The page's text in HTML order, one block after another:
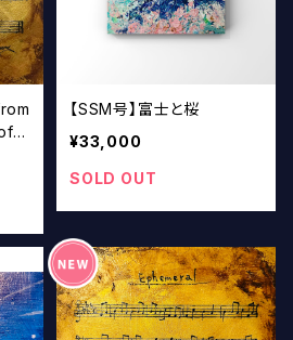
S
【SSM号】富士と桜
¥33,000
SOLD OUT